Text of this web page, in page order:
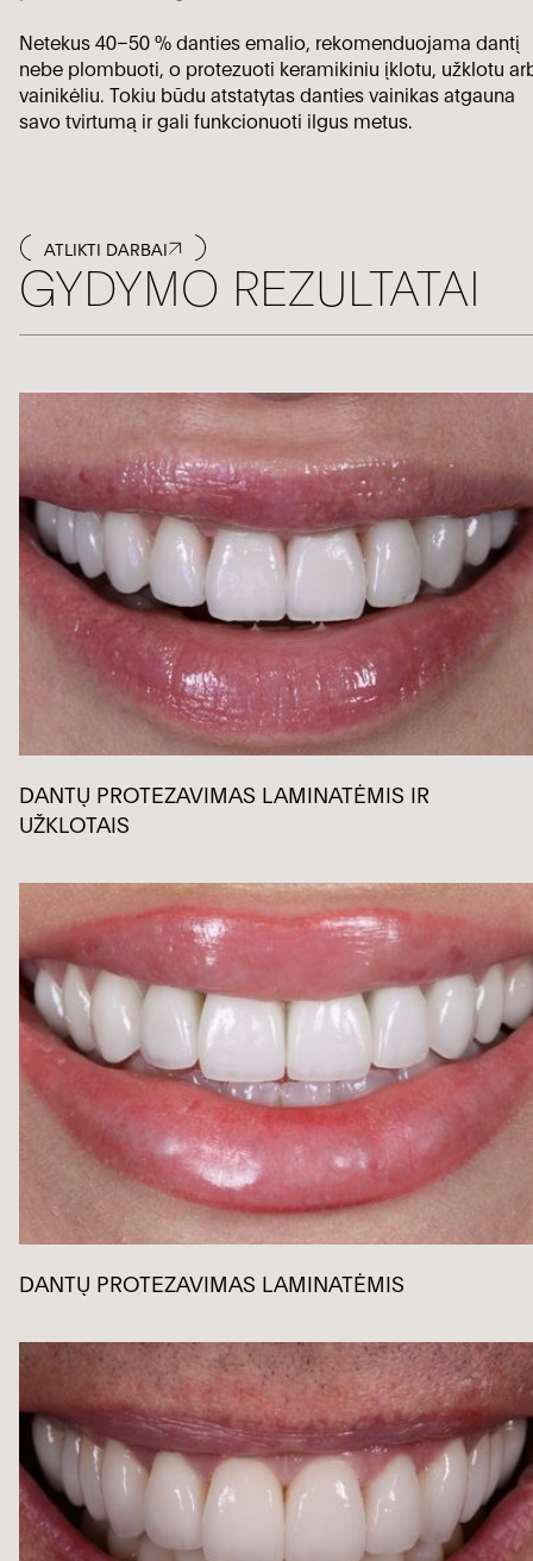
Netekus 40–50 % danties emalio, rekomenduojama dantį
nebe plombuoti, o protezuoti keramikiniu įklotu, užklotu
vainikėliu. Tokiu būdu atstatytas danties vainikas atgauna
savo tvirtumą ir gali funkcionuoti ilgus metus.
GYDYMO REZULTATAI
ATLIKTI DARBAI
DANTŲ PROTEZAVIMAS LAMINATĖMIS IR
UŽKLOTAIS
DANTŲ PROTEZAVIMAS LAMINATĖMIS